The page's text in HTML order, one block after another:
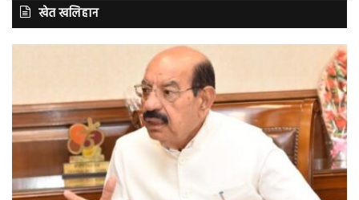
खेत खलिहान